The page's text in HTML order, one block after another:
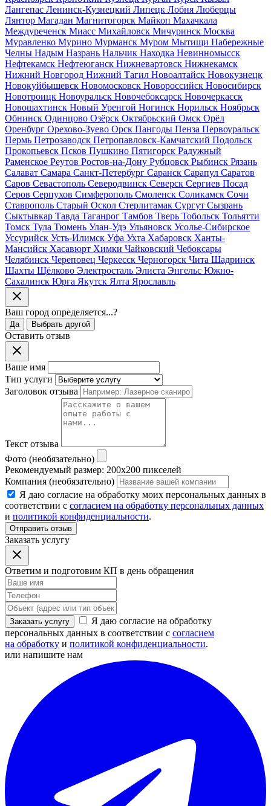
Лангепас Ленинск-Кузнецкий Липецк Лобня Люберцы
Лянтор Магадан Магнитогорск Майкоп Махачкала
Междуреченск Миасс Михайловск Мичуринск Москва
Муравленко Мурино Мурманск Муром Мытищи Набережные
Челны Надым Назрань Нальчик Находка Невинномысск
Нефтекамск Нефтеюганск Нижневартовск Нижнекамск
Нижний Новгород Нижний Тагил Новоалтайск Новокузнецк
Новокуйбышевск Новомосковск Новороссийск Новосибирск
Новотроицк Новоуральск Новочебоксарск Новочеркасск
Новошахтинск Новый Уренгой Ногинск Норильск Ноябрьск
Обнинск Одинцово Озёрск Октябрьский Омск Орёл
Оренбург Орехово-Зуево Орск Пангоды Пенза Первоуральск
Пермь Петрозаводск Петропавловск-Камчатский Подольск
Прокопьевск Псков Пушкино Пятигорск Радужный
Раменское Реутов Ростов-на-Дону Рубцовск Рыбинск Рязань
Салават Самара Санкт-Петербург Саранск Сарапул Саратов
Саров Севастополь Северодвинск Северск Сергиев Посад
Серов Серпухов Симферополь Смоленск Соликамск Сочи
Ставрополь Старый Оскол Стерлитамак Сургут Сызрань
Сыктывкар Тавда Таганрог Тамбов Тверь Тобольск Тольятти
Томск Тула Тюмень Улан-Удэ Ульяновск Усолье-Сибирское
Уссурийск Усть-Илимск Уфа Ухта Хабаровск Ханты-
Мансийск Хасавюрт Химки Чайковский Чебоксары
Челябинск Череповец Черкесск Черногорск Чита Шадринск
Шахты Щёлково Электросталь Элиста Энгельс Южно-
Сахалинск Юрга Якутск Ялта Ярославль
Ваш город определяется...?
Да Выбрать другой
Оставить отзыв
Ваше имя
Тип услуги
Заголовок отзыва
Текст отзыва
Фото (необязательно)
Рекомендуемый размер: 200x200 пикселей
Компания (необязательно)
Я даю согласие на обработку моих персональных данных в
соответствии с согласием на обработку персональных данных
и политикой конфиденциальности.
Отправить отзыв
Заказать услугу
Ответим и подготовим КП в день обращения
Заказать услугу
Я даю согласие на обработку
персональных данных в соответствии с согласием
на обработку и политикой конфиденциальности.
или напишите нам